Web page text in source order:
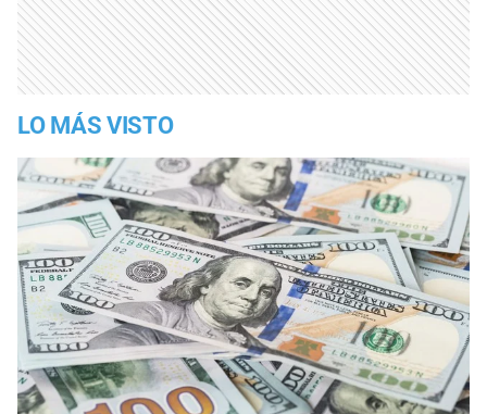
LO MÁS VISTO